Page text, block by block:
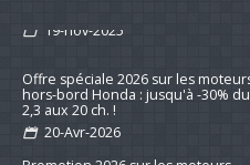
Remotorisation d'un voilier suivi
19-nov-2025
Offre spéciale 2026 sur les moteurs
hors-bord Honda : jusqu'à -30% du